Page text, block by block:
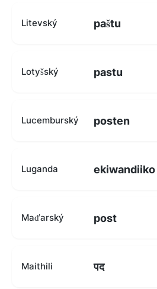
Litevský paštu
Lotyšský pastu
Lucemburský posten
Luganda ekiwandiiko
Maďarský post
Maithili पद